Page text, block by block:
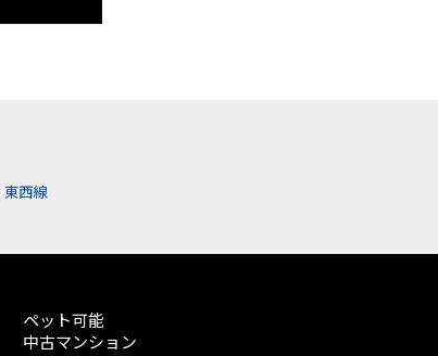
東西線
ペット可能
中古マンション